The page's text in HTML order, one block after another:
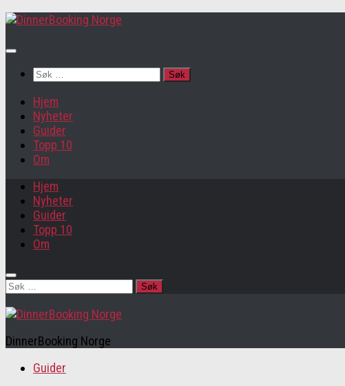
Søk
Hjem
Nyheter
Guider
Topp 10
Om
Hjem
Nyheter
Guider
Topp 10
Om
Søk
DinnerBooking Norge
Guider